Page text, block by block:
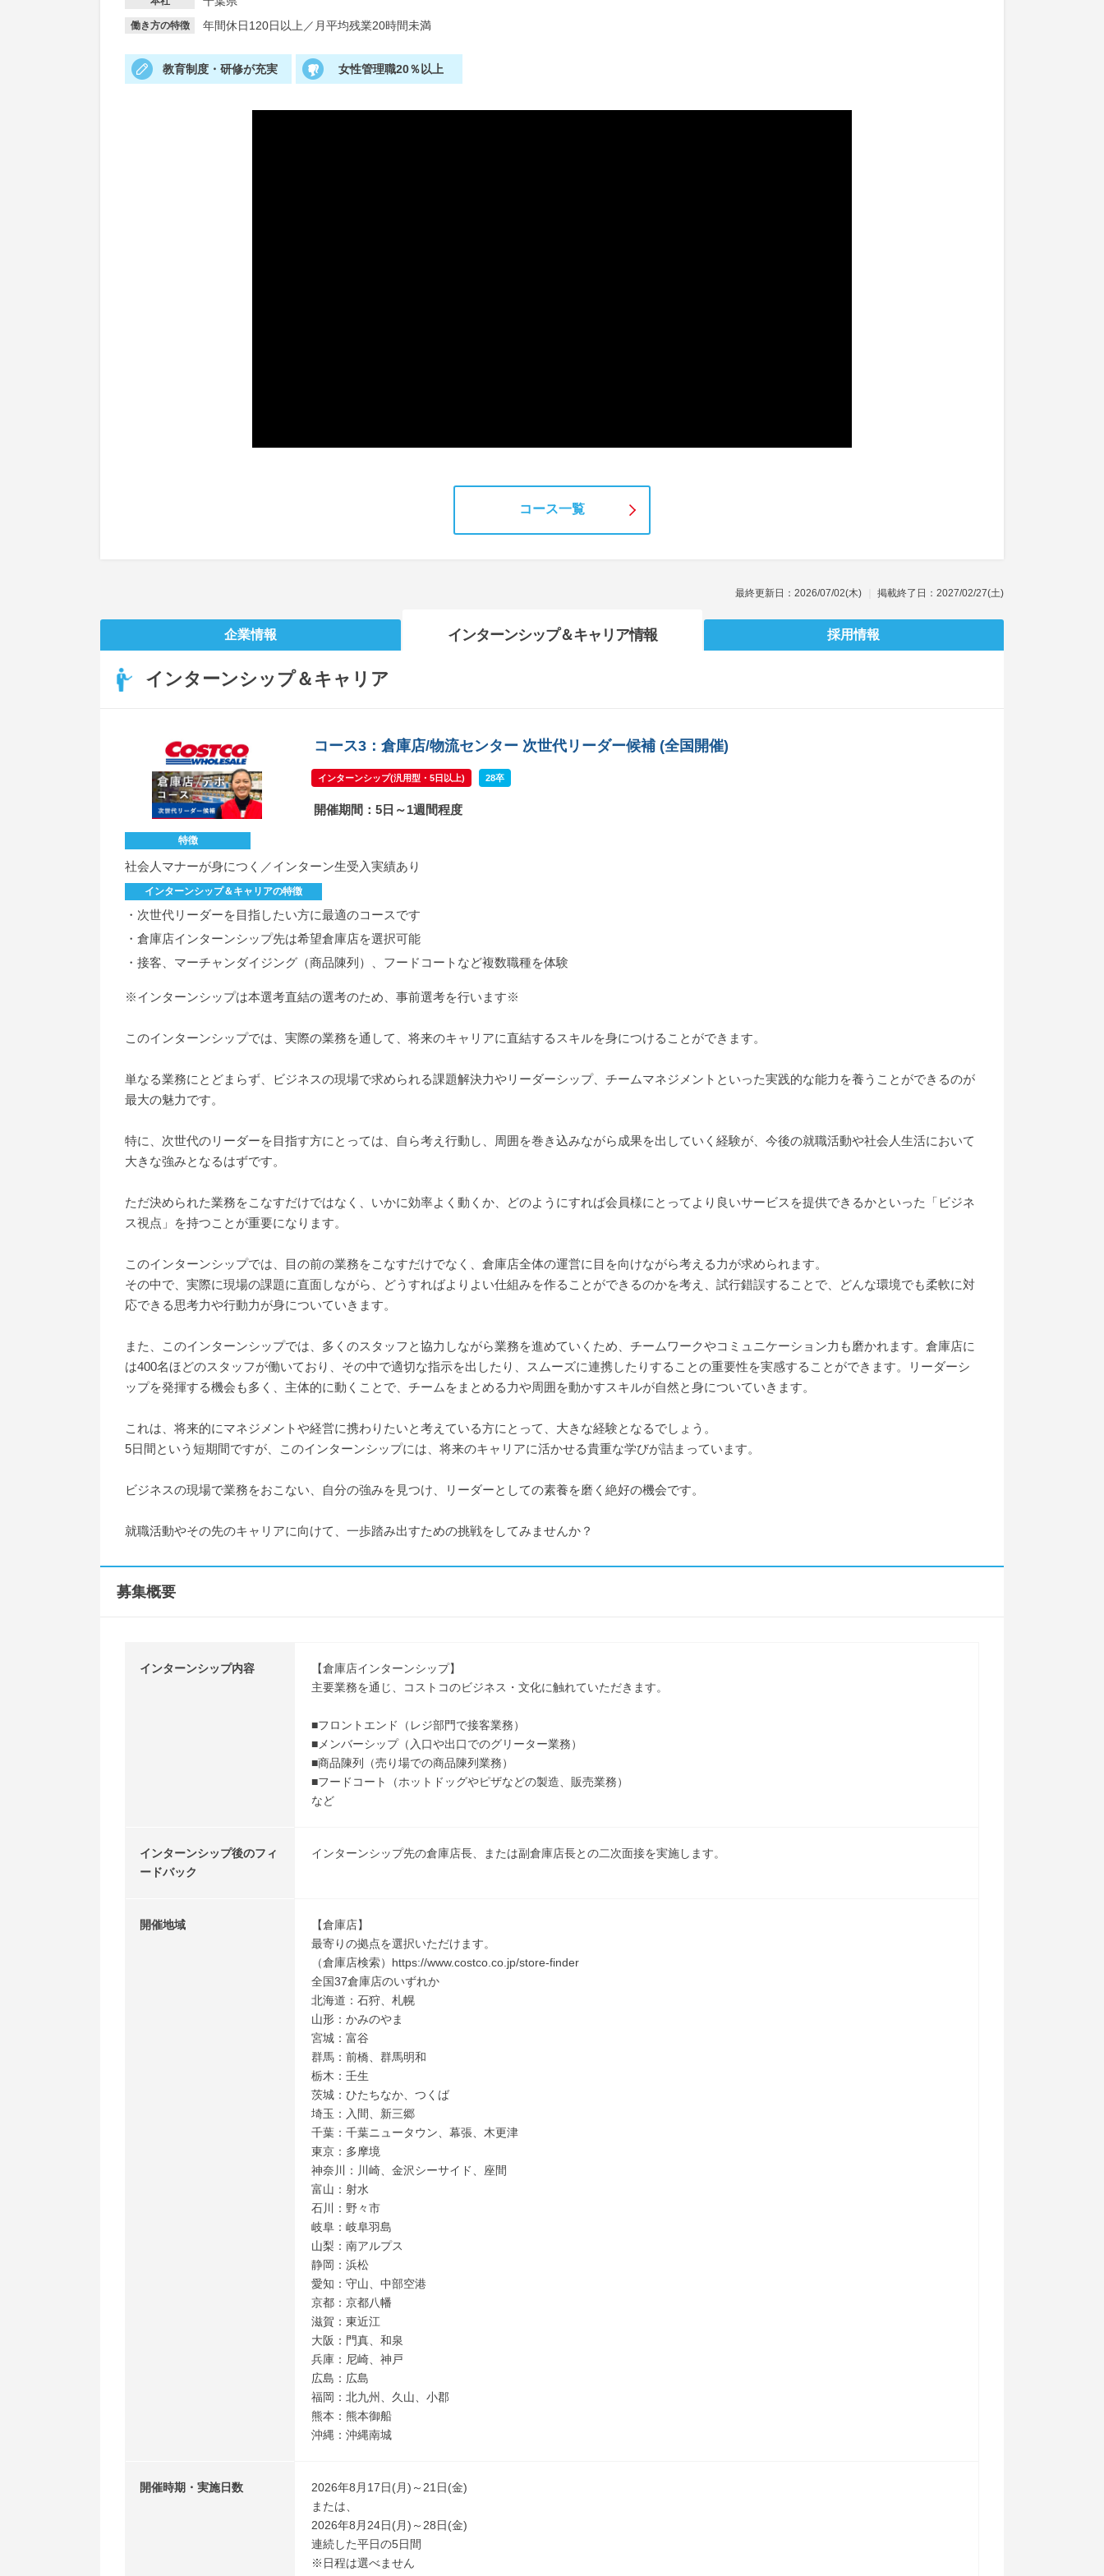
働き方の特徴 年間休日120日以上 ／ 月平均残業20時間未満
教育制度・研修が充実 女性管理職20％以上
コース一覧
最終更新日：2026/07/02(木) 掲載終了日：2027/02/27(土)
企業情報 インターンシップ＆キャリア情報 採用情報
インターンシップ＆キャリア
コース3：倉庫店/物流センター 次世代リーダー候補 (全国開催)
インターンシップ(汎用型・5日以上) 28卒
開催期間：5日～1週間程度
特徴
社会人マナーが身につく／インターン生受入実績あり
インターンシップ＆キャリアの特徴
・次世代リーダーを目指したい方に最適のコースです
・倉庫店インターンシップ先は希望倉庫店を選択可能
・接客、マーチャンダイジング（商品陳列）、フードコートなど複数職種を体験
※インターンシップは本選考直結の選考のため、事前選考を行います※
このインターンシップでは、実際の業務を通して、将来のキャリアに直結するスキルを身につけることができます。
単なる業務にとどまらず、ビジネスの現場で求められる課題解決力やリーダーシップ、チームマネジメントといった実践的な能力を養うことができるのが
最大の魅力です。
特に、次世代のリーダーを目指す方にとっては、自ら考え行動し、周囲を巻き込みながら成果を出していく経験が、今後の就職活動や社会人生活において
大きな強みとなるはずです。
ただ決められた業務をこなすだけではなく、いかに効率よく動くか、どのようにすれば会員様にとってより良いサービスを提供できるかといった「ビジネ
ス視点」を持つことが重要になります。
このインターンシップでは、目の前の業務をこなすだけでなく、倉庫店全体の運営に目を向けながら考える力が求められます。
その中で、実際に現場の課題に直面しながら、どうすればよりよい仕組みを作ることができるのかを考え、試行錯誤することで、どんな環境でも柔軟に対
応できる思考力や行動力が身についていきます。
また、このインターンシップでは、多くのスタッフと協力しながら業務を進めていくため、チームワークやコミュニケーション力も磨かれます。倉庫店に
は400名ほどのスタッフが働いており、その中で適切な指示を出したり、スムーズに連携したりすることの重要性を実感することができます。リーダーシ
ップを発揮する機会も多く、主体的に動くことで、チームをまとめる力や周囲を動かすスキルが自然と身についていきます。
これは、将来的にマネジメントや経営に携わりたいと考えている方にとって、大きな経験となるでしょう。
5日間という短期間ですが、このインターンシップには、将来のキャリアに活かせる貴重な学びが詰まっています。
ビジネスの現場で業務をおこない、自分の強みを見つけ、リーダーとしての素養を磨く絶好の機会です。
就職活動やその先のキャリアに向けて、一歩踏み出すための挑戦をしてみませんか？
募集概要
インターンシップ内容
【倉庫店インターンシップ】
主要業務を通じ、コストコのビジネス・文化に触れていただきます。
■フロントエンド（レジ部門で接客業務）
■メンバーシップ（入口や出口でのグリーター業務）
■商品陳列（売り場での商品陳列業務）
■フードコート（ホットドッグやピザなどの製造、販売業務）
など
インターンシップ後のフィ
ードバック
インターンシップ先の倉庫店長、または副倉庫店長との二次面接を実施します。
開催地域
【倉庫店】
最寄りの拠点を選択いただけます。
（倉庫店検索）https://www.costco.co.jp/store-finder
全国37倉庫店のいずれか
北海道：石狩、札幌
山形：かみのやま
宮城：富谷
群馬：前橋、群馬明和
栃木：壬生
茨城：ひたちなか、つくば
埼玉：入間、新三郷
千葉：千葉ニュータウン、幕張、木更津
東京：多摩境
神奈川：川崎、金沢シーサイド、座間
富山：射水
石川：野々市
岐阜：岐阜羽島
山梨：南アルプス
静岡：浜松
愛知：守山、中部空港
京都：京都八幡
滋賀：東近江
大阪：門真、和泉
兵庫：尼崎、神戸
広島：広島
福岡：北九州、久山、小郡
熊本：熊本御船
沖縄：沖縄南城
開催時期・実施日数
2026年8月17日(月)～21日(金)
または、
2026年8月24日(月)～28日(金)
連続した平日の5日間
※日程は選べません